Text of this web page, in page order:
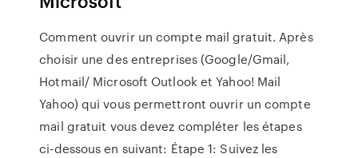
Comment ouvrir un compte mail gratuit. Après
choisir une des entreprises (Google/Gmail,
Hotmail/ Microsoft Outlook et Yahoo! Mail
Yahoo) qui vous permettront ouvrir un compte
mail gratuit vous devez compléter les étapes
ci-dessous en suivant: Étape 1: Suivez les